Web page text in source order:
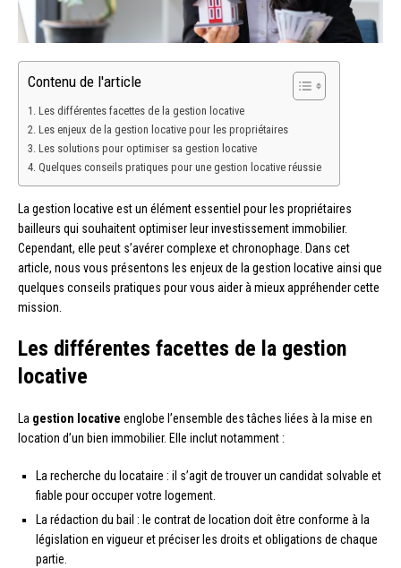
Contenu de l'article
Les différentes facettes de la gestion locative
Les enjeux de la gestion locative pour les propriétaires
Les solutions pour optimiser sa gestion locative
Quelques conseils pratiques pour une gestion locative réussie
La gestion locative est un élément essentiel pour les propriétaires
bailleurs qui souhaitent optimiser leur investissement immobilier.
Cependant, elle peut s’avérer complexe et chronophage. Dans cet
article, nous vous présentons les enjeux de la gestion locative ainsi que
quelques conseils pratiques pour vous aider à mieux appréhender cette
mission.
Les différentes facettes de la gestion
locative
La gestion locative englobe l’ensemble des tâches liées à la mise en
location d’un bien immobilier. Elle inclut notamment :
La recherche du locataire : il s’agit de trouver un candidat solvable et
fiable pour occuper votre logement.
La rédaction du bail : le contrat de location doit être conforme à la
législation en vigueur et préciser les droits et obligations de chaque
partie.